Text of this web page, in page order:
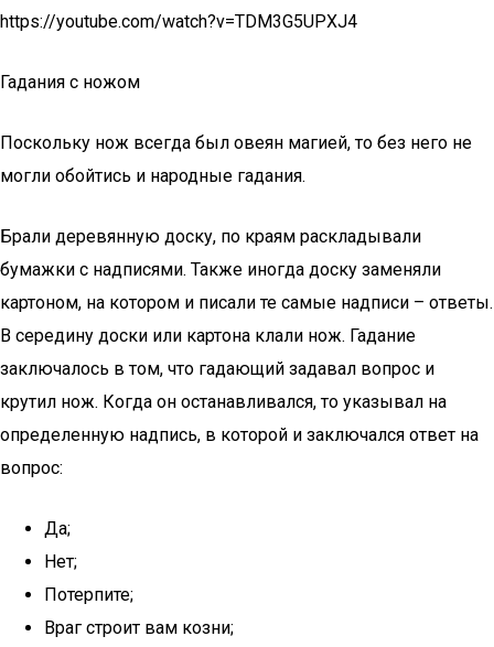
https://youtube.com/watch?v=TDM3G5UPXJ4
Гадания с ножом
Поскольку нож всегда был овеян магией, то без него не
могли обойтись и народные гадания.
Брали деревянную доску, по краям раскладывали
бумажки с надписями. Также иногда доску заменяли
картоном, на котором и писали те самые надписи – ответы.
В середину доски или картона клали нож. Гадание
заключалось в том, что гадающий задавал вопрос и
крутил нож. Когда он останавливался, то указывал на
определенную надпись, в которой и заключался ответ на
вопрос:
Да;
Нет;
Потерпите;
Враг строит вам козни;